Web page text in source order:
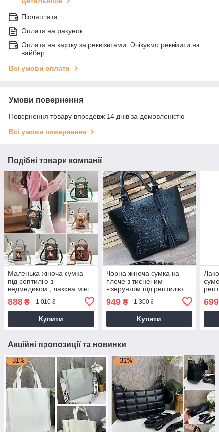
Післяплата
Оплата на рахунок
Оплата на картку за реквізитами .Очікуємо реквізити на
вайбер.
Всі умови оплати
Умови повернення
Повернення товару впродовж 14 днів за домовленістю
Всі умови повернення
Подібні товари компанії
Маленька жіноча сумка
під рептилію з
ведмедиком , лакова міні
сумочка з ведмедем для
дівчини
888 ₴ 1 010 ₴
Купити
Чорна жіноча сумка на
плече з тисненим
візерунком під рептилію
949₴ 1 300 ₴
Купити
699
Акційні пропозиції та новинки
–31% –31%